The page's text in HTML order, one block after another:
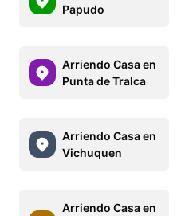
Papudo
Arriendo Casa en
Punta de Tralca
Arriendo Casa en
Vichuquen
Arriendo Casa en